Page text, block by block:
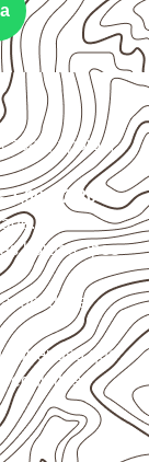
apoios,
1,60 × 2,20 m e
bordas após
umidade
uso que
requisitos